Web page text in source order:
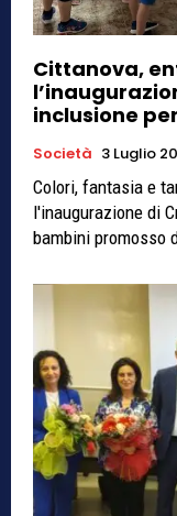
Cittanova,
inclusione
Società 3 Luglio
Colori, fantasia e
l'inaugurazione di
bambini promosso